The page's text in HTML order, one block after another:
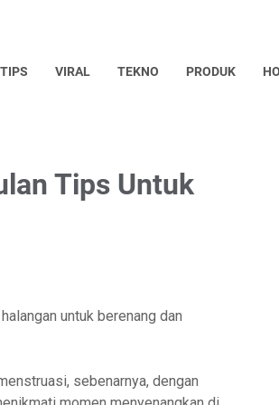
TIPS VIRAL TEKNO PRODUK
Tips Untuk
untuk berenang dan
sebenarnya, dengan